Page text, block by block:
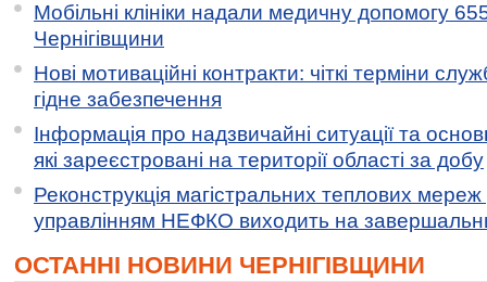
Мобільні клініки надали медичну допомогу
Чернігівщини
Нові мотиваційні контракти: чіткі терміни
гідне забезпечення
Інформація про надзвичайні ситуації та
які зареєстровані на території області за добу
Реконструкція магістральних теплових мереж
управлінням НЕФКО виходить на
ОСТАННІ НОВИНИ ЧЕРНІГІВЩИНИ